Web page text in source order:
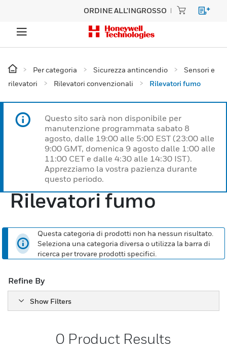
ORDINE ALL'INGROSSO
Per categoria Sicurezza antincendio
Sensori e
rilevatori
Rilevatori convenzionali Rilevatori fumo
Questo sito sarà non disponibile per
manutenzione programmata sabato 8
agosto, dalle 19:00 alle 5:00 EST (23:00 alle
9:00 GMT, domenica 9 agosto dalle 1:00 alle
11:00 CET e dalle 4:30 alle 14:30 IST).
Apprezziamo la vostra pazienza durante
questo periodo.
Rilevatori fumo
Questa categoria di prodotti non ha nessun risultato.
Seleziona una categoria diversa o utilizza la barra di
ricerca per trovare prodotti specifici.
Refine By
Show Filters
0 Product Results